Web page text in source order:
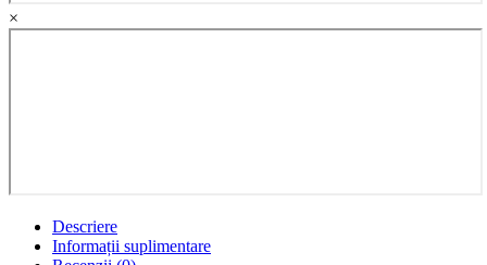
×
Descriere
Informații suplimentare